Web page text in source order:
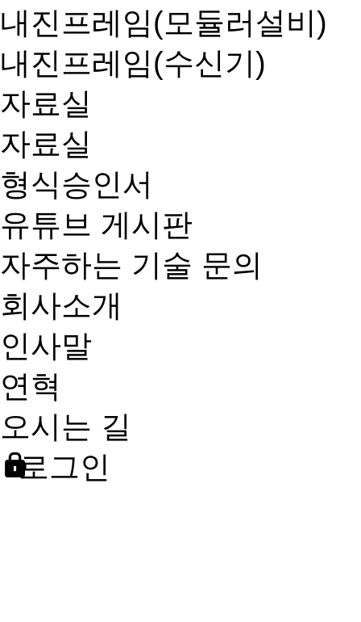
내진프레임(모듈러설비)
내진프레임(수신기)
자료실
자료실
형식승인서
유튜브 게시판
자주하는 기술 문의
회사소개
인사말
연혁
오시는 길
로그인